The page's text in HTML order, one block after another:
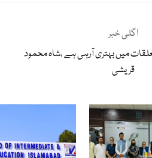
اگلی خبر
میں بہتری آرہی ہے ،شاہ محمود
قریشی